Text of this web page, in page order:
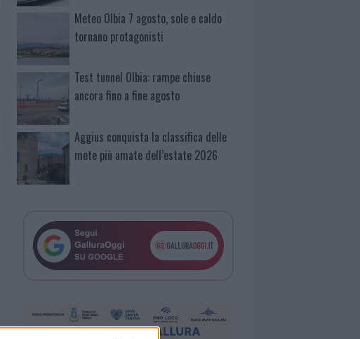
Meteo Olbia 7 agosto, sole e caldo
tornano protagonisti
Test tunnel Olbia: rampe chiuse
ancora fino a fine agosto
Aggius conquista la classifica delle
mete più amate dell’estate 2026